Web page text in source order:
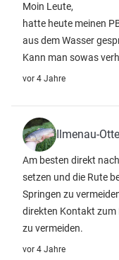
Moin Leute,
hatte heute meinen
aus dem Wasser
Kann man sowas
vor 4 Jahre
Ilmenau-
Am besten direkt
setzen und die Rute
Springen zu
direkten Kontakt zum
zu vermeiden.
vor 4 Jahre